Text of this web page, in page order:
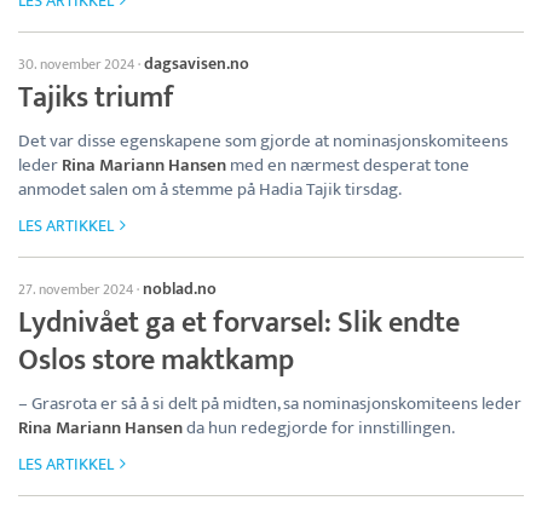
30. november 2024·dagsavisen.no
Tajiks triumf
Det var disse egenskapene som gjorde at nominasjonskomiteens
lederRina Mariann Hansenmed en nærmest desperat tone
anmodet salen om å stemme på Hadia Tajik tirsdag.
LES ARTIKKEL
27. november 2024· noblad.no
Lydnivået ga et forvarsel: Slik endte
Oslos store maktkamp
– Grasrota er så å si delt på midten, sa nominasjonskomiteens leder
Rina Mariann Hansenda hun redegjorde for innstillingen.
LES ARTIKKEL